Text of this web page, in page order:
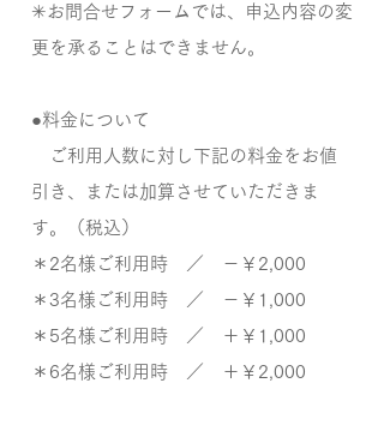
✳お問合せフォームでは、申込内容の変
更を承ることはできません。
●料金について
ご利用人数に対し下記の料金をお値
引き、または加算させていただきま
す。（税込）
＊2名様ご利用時 ／ －￥2,000
＊3名様ご利用時 ／ －￥1,000
＊5名様ご利用時 ／ ＋￥1,000
＊6名様ご利用時 ／ ＋￥2,000